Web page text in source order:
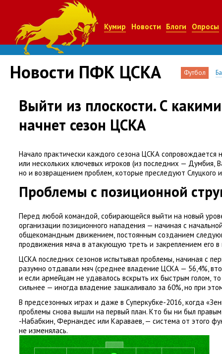
Кумир Новости Блоги Опросы
Новости ПФК ЦСКА Футбол
Выйти из плоскости. С
начнет сезон ЦСКА
Начало практически каждого сезона ЦСКА сопровождается
или нескольких ключевых игроков (из последних — Думбия,
но и возвращением проблем, которые преследуют Слуцкого
Проблемы с позиционной
Перед любой командой, собирающейся выйти на новый
организации позиционного нападения — начиная с
общекомандным движением, постоянным созданием
продвижения мяча в атакующую треть и закреплением его в
ЦСКА последних сезонов испытывал проблемы, начиная с
разумно отдавали мяч (среднее владение ЦСКА — 56,4%,
и если армейцам не удавалось вскрыть их быстрым голом,
сильнее — иногда владение зашкаливало за 60%, но при
В предсезонных играх и даже в Суперкубке-2016, когда «
проблемы снова вышли на первый план. Кто бы ни был
-Набабкин, Фернандес или Караваев, — система от этого
не изменялась.